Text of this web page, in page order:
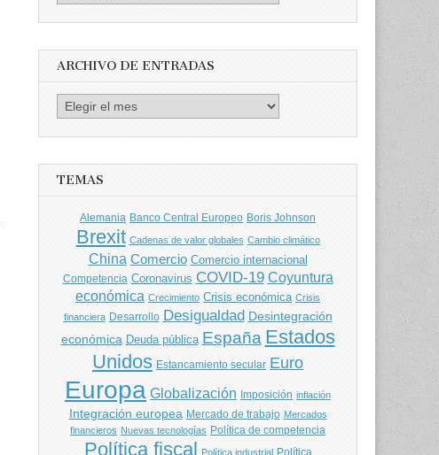
por
ARCHIVO DE ENTRADAS
Archivo
TEMAS
Alemania Banco Central Europeo Boris Johnson
Brexit Cadenas de valor globales Cambio climático
China Comercio Comercio internacional
Competencia Coronavirus COVID-19 Coyuntura
económica Crecimiento Crisis económica Crisis
financiera Desarrollo Desigualdad Desintegración
económica Deuda pública España Estados
Unidos Estancamiento secular Euro
Europa Globalización Imposición inflación
Integración europea Mercado de trabajo Mercados
financieros Nuevas tecnologías Política de competencia
Política fiscal Política industrial Política